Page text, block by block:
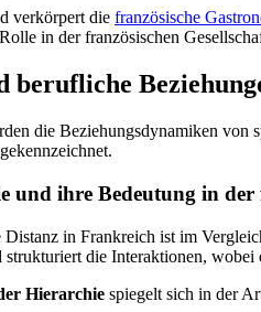
verkörpert die französische
in der französischen
berufliche
die Beziehungsdynamiken von
und ihre Bedeutung in der
in Frankreich ist im
strukturiert die Interaktionen,
Hierarchie spiegelt sich in der